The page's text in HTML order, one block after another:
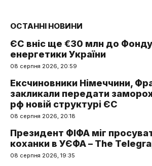
ОСТАННІ НОВИНИ
ЄС вніс ще €30 млн до
енергетики України
08 серпня 2026, 20:59
Ексчиновники Німеччини,
закликали передати
рф новій структурі ЄС
08 серпня 2026, 20:18
Президент ФІФА міг
коханки в УЄФА – The
08 серпня 2026, 19:35